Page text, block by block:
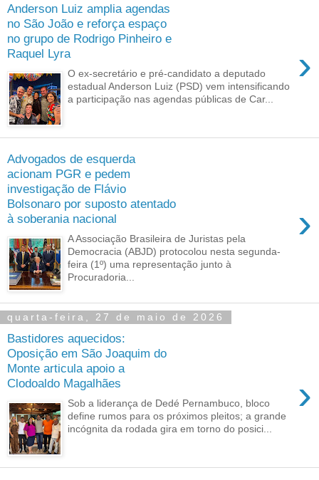
Anderson Luiz amplia agendas
no São João e reforça espaço
no grupo de Rodrigo Pinheiro e
Raquel Lyra
›
O ex-secretário e pré-candidato a deputado
estadual Anderson Luiz (PSD) vem intensificando
a participação nas agendas públicas de Car...
Advogados de esquerda
acionam PGR e pedem
investigação de Flávio
Bolsonaro por suposto atentado
à soberania nacional
›
A Associação Brasileira de Juristas pela
Democracia (ABJD) protocolou nesta segunda-
feira (1º) uma representação junto à
Procuradoria...
quarta-feira, 27 de maio de 2026
Bastidores aquecidos:
Oposição em São Joaquim do
Monte articula apoio a
Clodoaldo Magalhães
›
Sob a liderança de Dedé Pernambuco, bloco
define rumos para os próximos pleitos; a grande
incógnita da rodada gira em torno do posici...